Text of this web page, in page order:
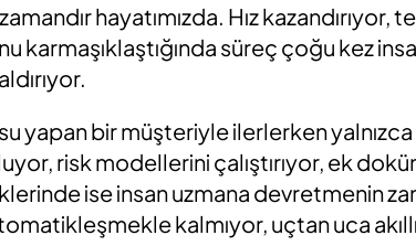
hayatımızda. Hız kazandırıyor,
karmaşıklaştığında süreç çoğu kez
yapan bir müşteriyle ilerlerken
risk modellerini çalıştırıyor, ek
ise insan uzmana devretmenin
kalmıyor, uçtan uca